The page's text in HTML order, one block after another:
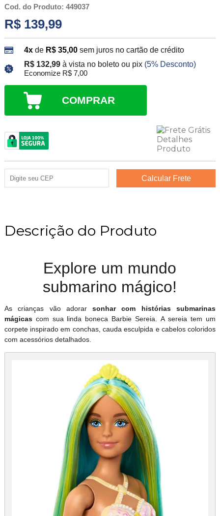
Cod. do Produto: 449037
R$ 139,99
4xde R$ 35,00 sem juros no cartão de crédito
R$ 132,99 à vista no boleto ou pix (5% Desconto)
Economize R$ 7,00
COMPRAR
Descrição do Produto
Explore um mundo
submarino mágico!
As crianças vão adorarsonhar com histórias submarinas
mágicascom sua linda boneca Barbie Sereia. A sereia tem um
corpete inspirado em conchas, cauda esculpida e cabelos coloridos
com acessórios detalhados.